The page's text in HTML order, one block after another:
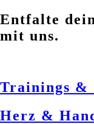
Entfalte
mit uns.
Trainings &
Herz &